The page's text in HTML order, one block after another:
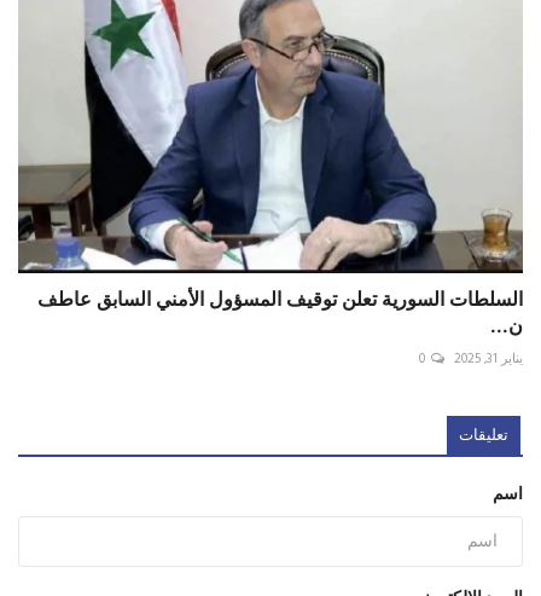
السلطات السورية تعلن توقيف المسؤول الأمني السابق عاطف
ن...
يناير 31, 2025 0
تعليقات
اسم